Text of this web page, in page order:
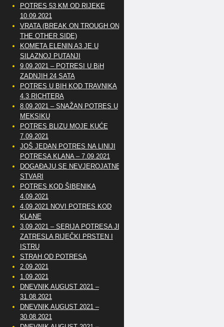
POTRES 53 KM OD RIJEKE
10.09.2021
VRATA (BREAK ON TROUGH ON
THE OTHER SIDE)
KOMETA ELENIN A3 JE U
SILAZNOJ PUTANJI
9.09.2021 – POTRESI U BiH
ZADNJIH 24 SATA
POTRES U BIH KOD TRAVNIKA
4.3 RICHTERA
8.09.2021 – SNAŽAN POTRES U
MEKSIKU
POTRES BLIZU MOJE KUĆE
7.09.2021
JOŠ JEDAN POTRES NA LINIJI
POTRESA KLANA – 7.09.2021
DOGAĐAJU SE NEVJEROJATNE
STVARI
POTRES KOD ŠIBENIKA
4.09.2021
4.09.2021 NOVI POTRES KOD
KLANE
3.09.2021 – SERIJA POTRESA JE
ZATRESLA RIJEČKI PRSTEN I
ISTRU
STRAH OD POTRESA
2.09.2021
1.09.2021
DNEVNIK AUGUST 2021 –
31.08.2021
DNEVNIK AUGUST 2021 –
30.08.2021